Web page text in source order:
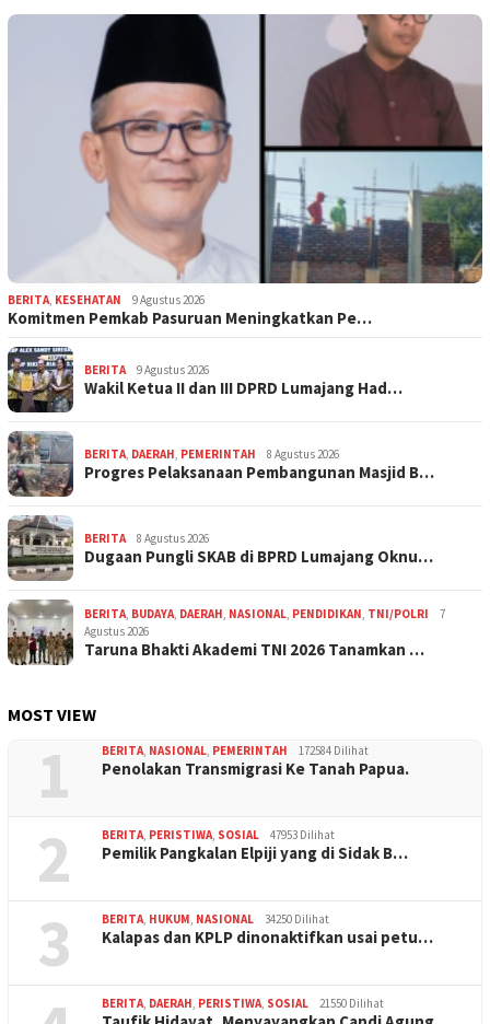
BERITA KESEHATAN 9 Agustus 2026
Komitmen Pemkab Pasuruan Meningkatkan Pe…
BERITA 9 Agustus 2026
Wakil Ketua II dan III DPRD Lumajang Had…
BERITA DAERAH PEMERINTAH 8 Agustus 2026
Progres Pelaksanaan Pembangunan Masjid B…
BERITA 8 Agustus 2026
Dugaan Pungli SKAB di BPRD Lumajang Oknu…
BERITA BUDAYA DAERAH NASIONAL PENDIDIKAN TNI/POLRI
7
Agustus 2026
Taruna Bhakti Akademi TNI 2026 Tanamkan …
MOST VIEW
1 BERITA NASIONAL PEMERINTAH 172584 Dilihat
Penolakan Transmigrasi Ke Tanah Papua.
2 BERITA PERISTIWA SOSIAL 47953 Dilihat
Pemilik Pangkalan Elpiji yang di Sidak B…
3 BERITA HUKUM NASIONAL 34250 Dilihat
Kalapas dan KPLP dinonaktifkan usai petu…
BERITA DAERAH PERISTIWA SOSIAL 21550 Dilihat